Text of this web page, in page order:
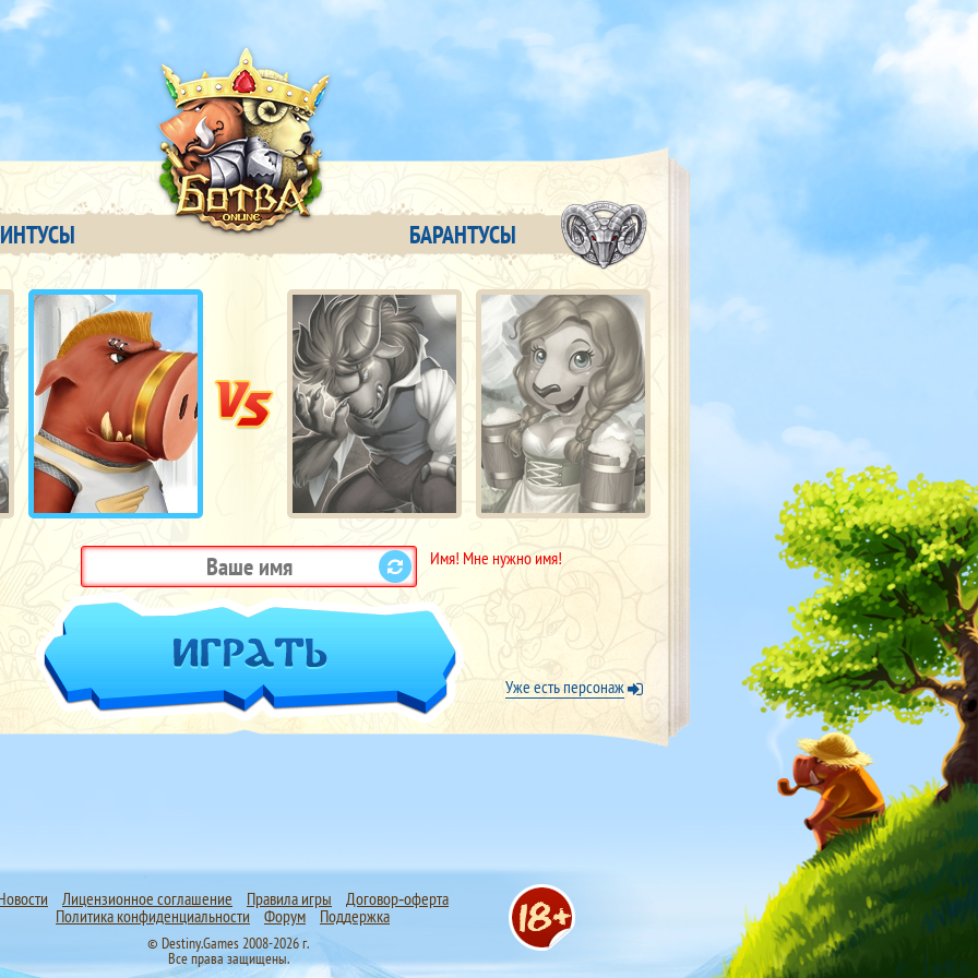
О
БАРАНТУСЫ
Имя! Мне нужно имя!
Уже есть персонаж
Лицензионное соглашение Правила игры
Договор‑оферта
Политика конфиденциальности
Форум Поддержка
© Destiny.Games 2008-2026 г.
Все права защищены.